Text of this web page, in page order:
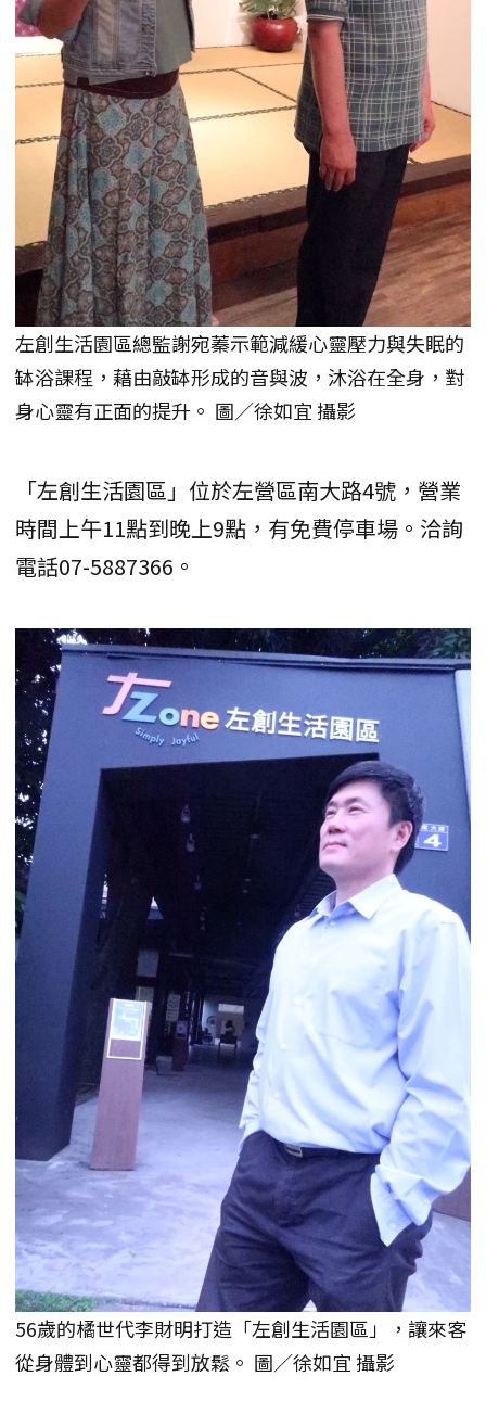
左創生活園區總監謝宛蓁示範減緩心靈壓力與失眠的
缽浴課程，藉由敲缽形成的音與波，沐浴在全身，對
身心靈有正面的提升。 圖／徐如宜 攝影
「左創生活園區」位於左營區南大路4號，營業
時間上午11點到晚上9點，有免費停車場。洽詢
電話07-5887366。
56歲的橘世代李財明打造「左創生活園區」，讓來客
從身體到心靈都得到放鬆。 圖／徐如宜 攝影